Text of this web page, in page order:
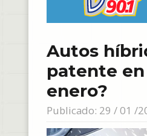
Autos
patente en
enero?
Publicado: 29 / 01 /